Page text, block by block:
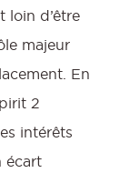
loin d’être
majeur
En
2
intérêts
écart